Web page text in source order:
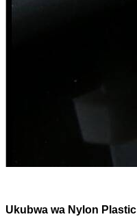
Ukubwa wa Nylon